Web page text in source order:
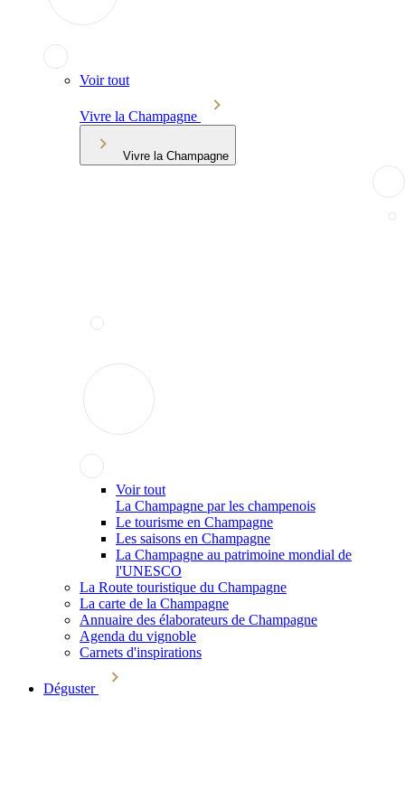
Voir tout
Vivre la Champagne
Vivre la Champagne
Voir tout
La Champagne par les champenois
Le tourisme en Champagne
Les saisons en Champagne
La Champagne au patrimoine mondial de
l'UNESCO
La Route touristique du Champagne
La carte de la Champagne
Annuaire des élaborateurs de Champagne
Agenda du vignoble
Carnets d'inspirations
Déguster